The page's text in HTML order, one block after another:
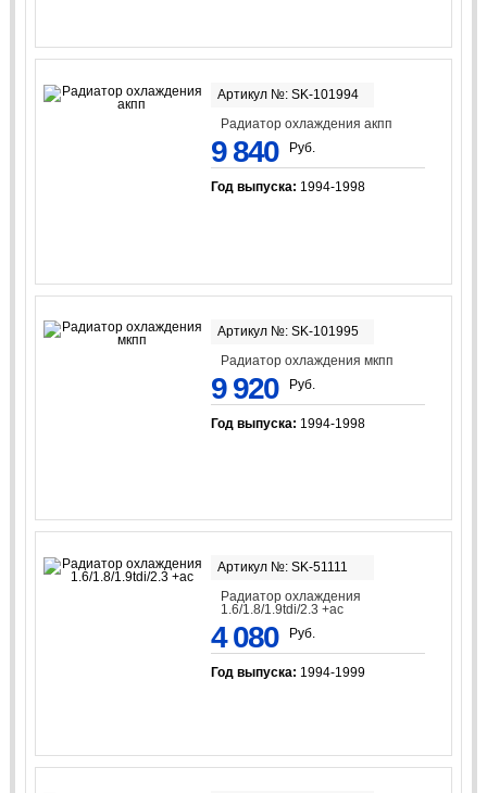
Артикул №: SK-101994
Радиатор охлаждения акпп
9 840 Руб.
Год выпуска: 1994-1998
Артикул №: SK-101995
Радиатор охлаждения мкпп
9 920 Руб.
Год выпуска: 1994-1998
Артикул №: SK-51111
Радиатор охлаждения
1.6/1.8/1.9tdi/2.3 +ac
4 080 Руб.
Год выпуска: 1994-1999